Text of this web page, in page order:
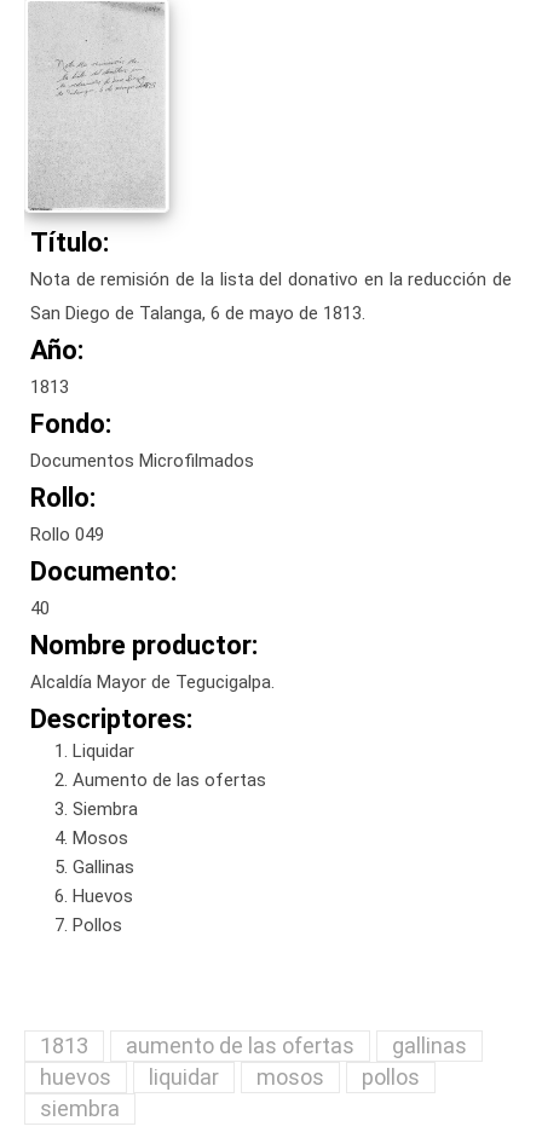
Título:
Nota de remisión de la lista del donativo en la reducción de
San Diego de Talanga, 6 de mayo de 1813.
Año:
1813
Fondo:
Documentos Microfilmados
Rollo:
Rollo 049
Documento:
40
Nombre productor:
Alcaldía Mayor de Tegucigalpa.
Descriptores:
Liquidar
Aumento de las ofertas
Siembra
Mosos
Gallinas
Huevos
Pollos
1813 aumento de las ofertas
gallinas
huevos
liquidar mosos
pollos
siembra